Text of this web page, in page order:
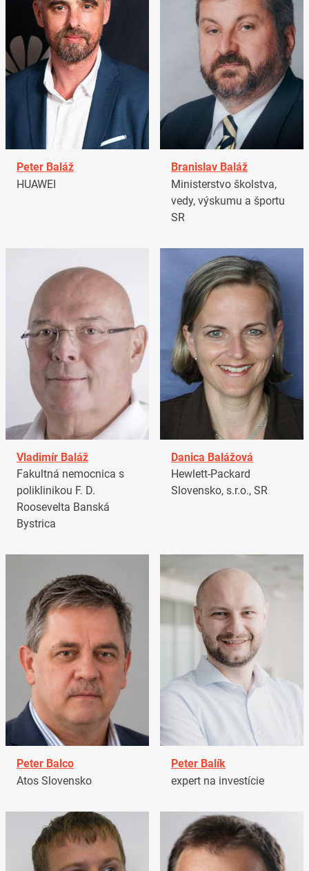
Peter Baláž
HUAWEI
Branislav Baláž
Ministerstvo školstva,
vedy, výskumu a športu
SR
Vladimír Baláž
Fakultná nemocnica s
poliklinikou F. D.
Roosevelta Banská
Bystrica
Danica Balážová
Hewlett-Packard
Slovensko, s.r.o., SR
Peter Balco
Atos Slovensko
Peter Balík
expert na investície